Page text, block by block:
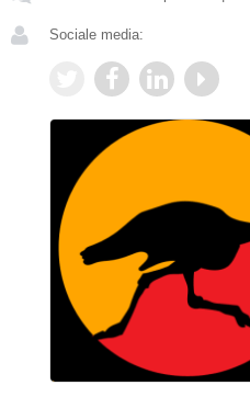
Sociale media: